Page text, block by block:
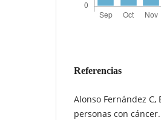
Referencias
Alonso Fernández C,
personas con